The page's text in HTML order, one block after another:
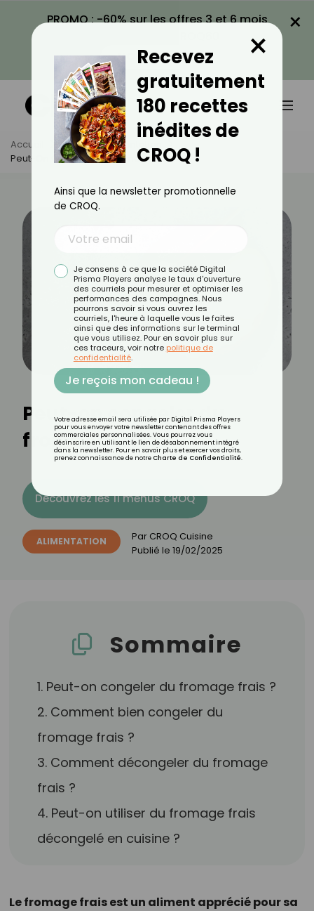
PROMO : -60% sur les offres 3 et 6 mois
VOIR LA PROMO
×
Accueil Actus
Alimentation
Peut-On Congeler Du Fromage Frais ?
Peut-on congeler du
fromage frais ?
Découvrez les 11 menus CROQ
ALIMENTATION Par CROQ Cuisine
Publié le 19/02/2025
Sommaire
1. Peut-on congeler du fromage frais ?
2. Comment bien congeler du
fromage frais ?
3. Comment décongeler du fromage
frais ?
4. Peut-on utiliser du fromage frais
décongelé en cuisine ?
Le fromage frais est un aliment apprécié pour sa
Recevez
gratuitement
180 recettes
inédites de
CROQ !
×
Ainsi que la newsletter promotionnelle
de CROQ.
Je consens à ce que la société Digital
Prisma Players analyse le taux d'ouverture
des courriels pour mesurer et optimiser les
performances des campagnes. Nous
pourrons savoir si vous ouvrez les
courriels, l'heure à laquelle vous le faites
ainsi que des informations sur le terminal
que vous utilisez. Pour en savoir plus sur
ces traceurs, voir notre politique de
confidentialité.
Je reçois mon cadeau !
Votre adresse email sera utilisée par Digital Prisma Players
pour vous envoyer votre newsletter contenant des offres
commerciales personnalisées. Vous pourrez vous
désinscrire en utilisant le lien de désabonnement intégré
dans la newsletter. Pour en savoir plus et exercer vos droits,
prenez connaissance de notre Charte de Confidentialité.